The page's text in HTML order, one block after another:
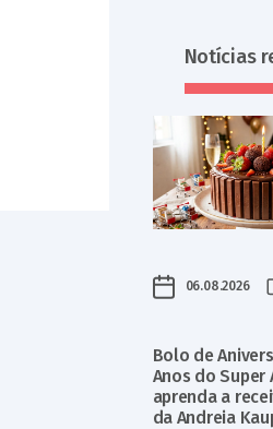
Notícias
06.08.2026
Bolo de
Anos do Super
aprenda a
da Andreia